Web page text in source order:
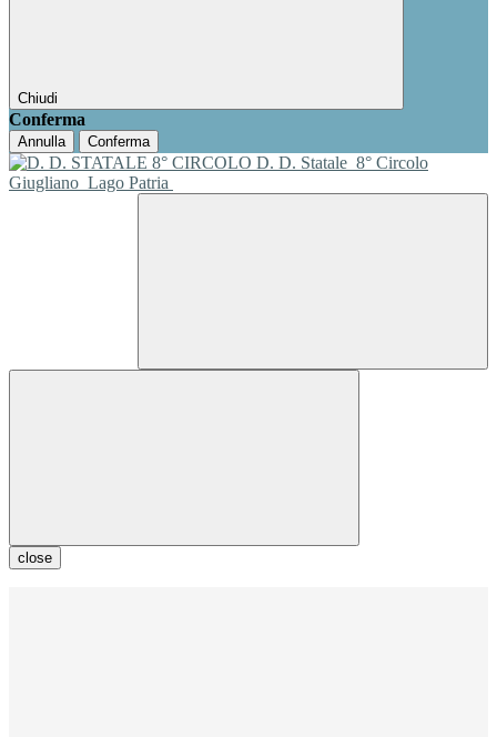
Chiudi
Conferma
Annulla Conferma
D. D. Statale 8° Circolo
Giugliano Lago Patria
close